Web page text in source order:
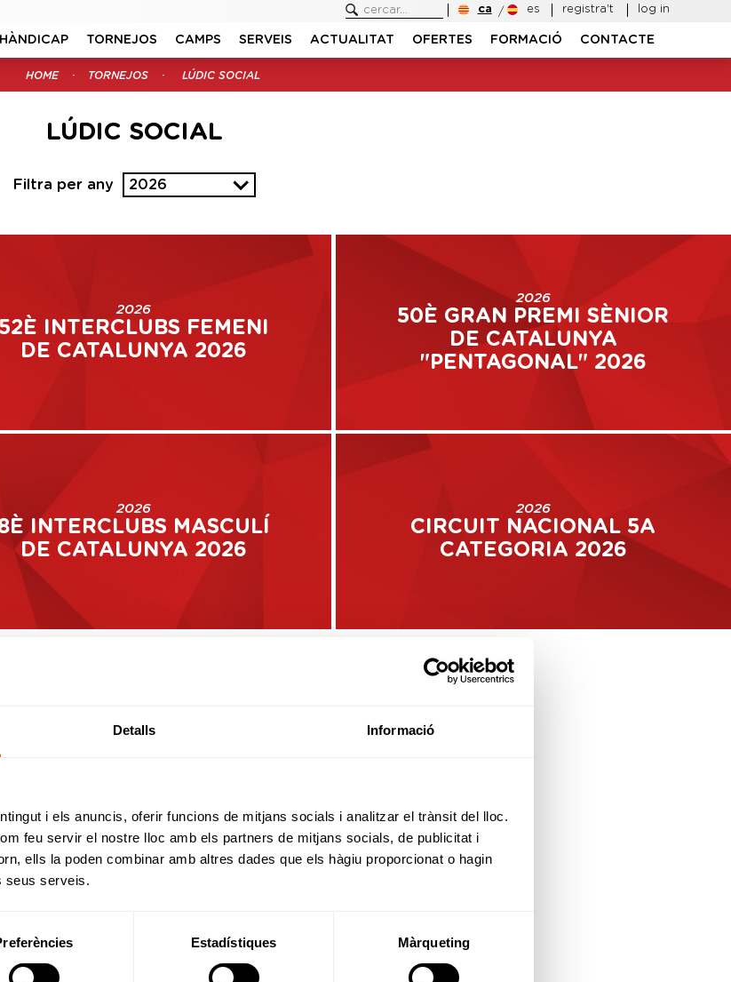
Detalls Informació
i els anuncis, oferir funcions de mitjans socials i analitzar el trànsit del lloc.
feu servir el nostre lloc amb els partners de mitjans socials, de publicitat i
ells la poden combinar amb altres dades que els hàgiu proporcionat o hagin
seus serveis.
Estadístiques Màrqueting
ca es registra't log in
TORNEJOS CAMPS SERVEIS ACTUALITAT OFERTES FORMACIÓ CONTACTE
HOME TORNEJOS LÚDIC SOCIAL
LÚDIC SOCIAL
Filtra per any 2026
2026
52È INTERCLUBS FEMENI
DE CATALUNYA 2026
2026
50È GRAN PREMI SÈNIOR
DE CATALUNYA
"PENTAGONAL" 2026
2026
INTERCLUBS MASCULÍ
DE CATALUNYA 2026
2026
CIRCUIT NACIONAL 5A
CATEGORIA 2026
Vols estar al dia?